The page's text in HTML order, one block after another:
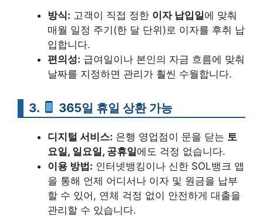
방식: 고객이 직접 정한 이자 납입일에 맞춰
매월 일정 주기(한 달 단위)로 이자를 후취 납
입합니다.
편의성: 급여일이나 본인의 자금 흐름에 맞춰
날짜를 지정하면 관리가 훨씬 수월합니다.
3. 365일 휴일 상환 가능
디지털 서비스: 은행 영업점이 문을 닫는 토
요일, 일요일, 공휴일에도 걱정 없습니다.
이용 방법: 인터넷뱅킹이나 신한 SOL뱅크 앱
을 통해 언제 어디서나 이자 및 원금을 납부
할 수 있어, 연체 걱정 없이 안전하게 대출을
관리할 수 있습니다.